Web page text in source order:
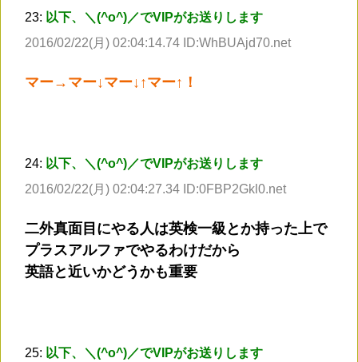
23: 以下、＼(^o^)／でVIPがお送りします
2016/02/22(月) 02:04:14.74 ID:WhBUAjd70.net
マー→マー↓マー↓↑マー↑！
24: 以下、＼(^o^)／でVIPがお送りします
2016/02/22(月) 02:04:27.34 ID:0FBP2Gkl0.net
二外真面目にやる人は英検一級とか持った上で
プラスアルファでやるわけだから
英語と近いかどうかも重要
25: 以下、＼(^o^)／でVIPがお送りします